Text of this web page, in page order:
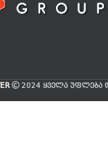
2024 ყველა უფლება